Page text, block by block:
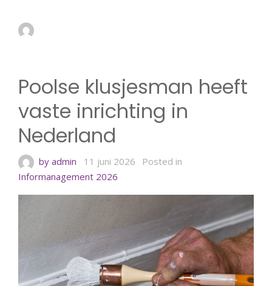
Poolse klusjesman heeft
vaste inrichting in
Nederland
by admin 11 juni 2026
Posted in
Informanagement 2026